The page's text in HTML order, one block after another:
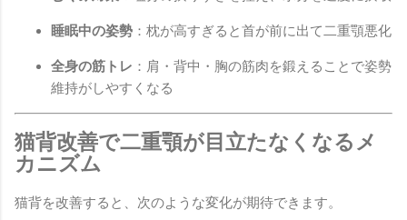
睡眠中の姿勢 ：枕が高すぎると首が前に出て二重顎悪化
全身の筋トレ ：肩・背中・胸の筋肉を鍛えることで姿勢
維持がしやすくなる
猫背改善で二重顎が目立たなくなるメ
カニズム
猫背を改善すると、次のような変化が期待できます。